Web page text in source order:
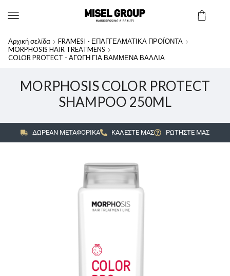
Αρχική σελίδα
FRAMESI - ΕΠΑΓΓΕΛΜΑΤΙΚΑ ΠΡΟΪΟΝΤΑ
MORPHOSIS HAIR TREATMENS
COLOR PROTECT - ΑΓΩΓΗ ΓΙΑ ΒΑΜΜΕΝΑ ΒΑΛΛΙΑ
MORPHOSIS COLOR PROTECT
SHAMPOO 250ML
ΔΩΡΕΑΝ ΜΕΤΑΦΟΡΙΚΑ ΚΑΛΕΣΤΕ ΜΑΣ ΡΩΤΗΣΤΕ ΜΑΣ